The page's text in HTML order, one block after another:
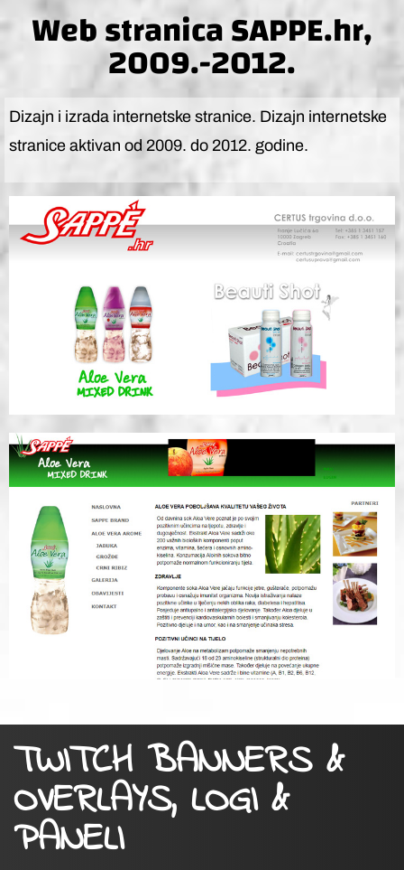
Web stranica SAPPE.hr,
2009.-2012.
Dizajn i izrada internetske stranice. Dizajn internetske
stranice aktivan od 2009. do 2012. godine.
TWITCH BANNERS &
OVERLAYS, LOGI &
PANELI